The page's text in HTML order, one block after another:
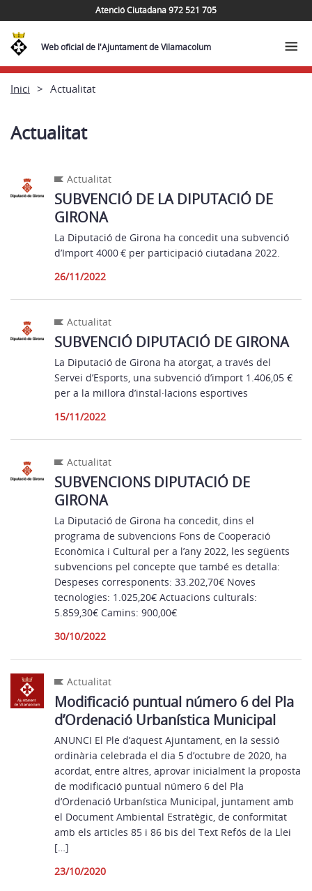
Atenció Ciutadana 972 521 705
Web oficial de l'Ajuntament de Vilamacolum
Inici Actualitat
Actualitat
Actualitat
SUBVENCIÓ DE LA DIPUTACIÓ DE
GIRONA
La Diputació de Girona ha concedit una subvenció
d’Import 4000 € per participació ciutadana 2022.
26/11/2022
Actualitat
SUBVENCIÓ DIPUTACIÓ DE GIRONA
La Diputació de Girona ha atorgat, a través del
Servei d’Esports, una subvenció d’import 1.406,05 €
per a la millora d’instal·lacions esportives
15/11/2022
Actualitat
SUBVENCIONS DIPUTACIÓ DE
GIRONA
La Diputació de Girona ha concedit, dins el
programa de subvencions Fons de Cooperació
Econòmica i Cultural per a l’any 2022, les següents
subvencions pel concepte que també es detalla:
Despeses corresponents: 33.202,70€ Noves
tecnologies: 1.025,20€ Actuacions culturals:
5.859,30€ Camins: 900,00€
30/10/2022
Actualitat
Modificació puntual número 6 del Pla
d’Ordenació Urbanística Municipal
ANUNCI El Ple d’aquest Ajuntament, en la sessió
ordinària celebrada el dia 5 d’octubre de 2020, ha
acordat, entre altres, aprovar inicialment la proposta
de modificació puntual número 6 del Pla
d’Ordenació Urbanística Municipal, juntament amb
el Document Ambiental Estratègic, de conformitat
amb els articles 85 i 86 bis del Text Refós de la Llei
[…]
23/10/2020